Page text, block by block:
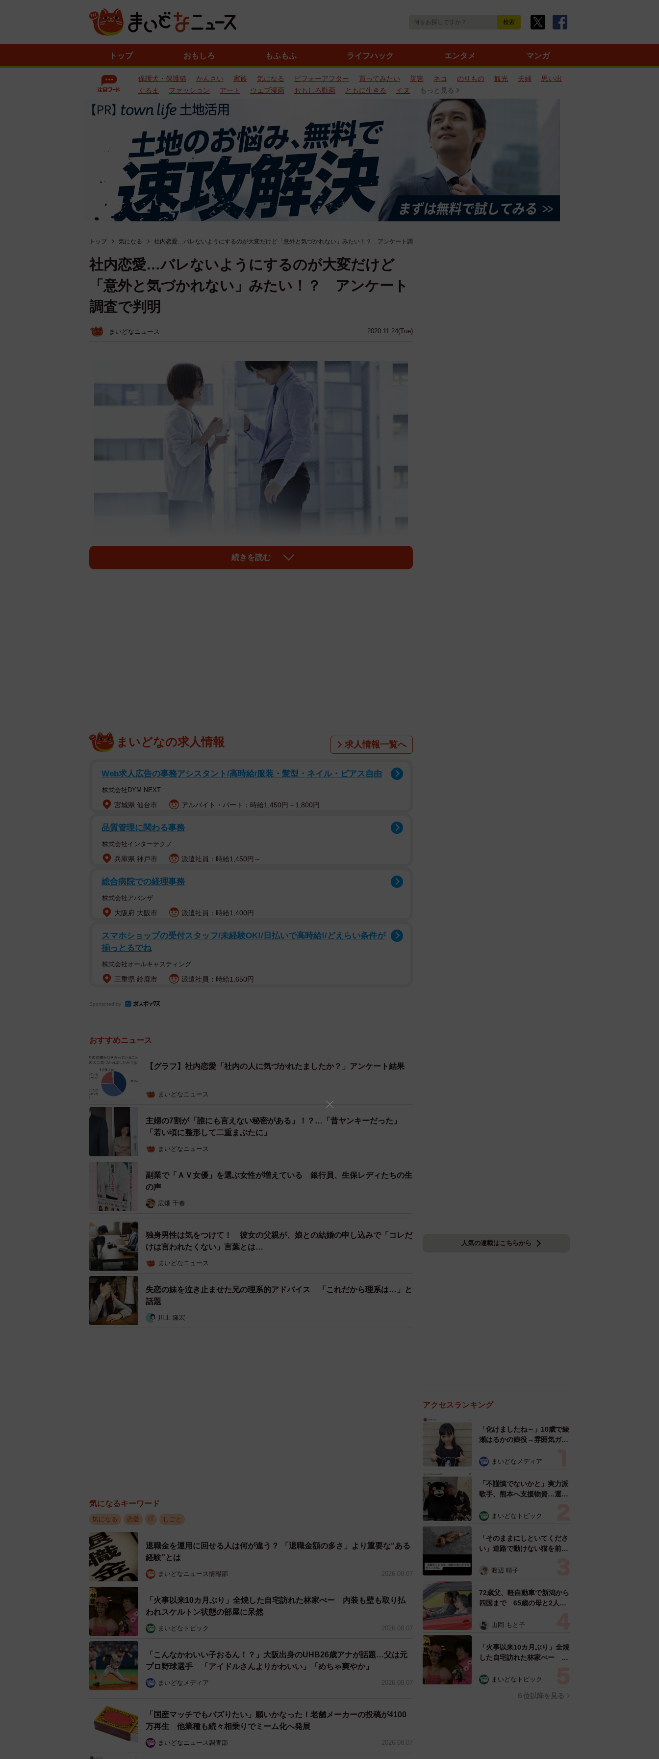
トップ おもしろ もふもふ ライフハック エンタメ マンガ
保護犬・保護猫 かんさい 家族 気になる ビフォーアフター 買ってみたい 災害 ネコ のりもの 観光 夫婦
思い出
くるま
ファッション アート ウェブ漫画 おもしろ動画 ともに生きる イヌ もっと見る
トップ 気になる 社内恋愛…バレないようにするのが大変だけど「意外と気づかれない」みたい！？ アンケート調
2020.11.24(Tue)
社内恋愛…バレないようにするのが大変だけど
「意外と気づかれない」みたい！？ アンケート
調査で判明
まいどなニュース
「社内恋愛の経験はありますか」という質問に、「ある」と答えた人は31.5％でした。ま
た、社内恋愛の経験がある人に「付き合うことに至ったきっかけ」を聞くと、「なんとな
く・流れで」が26％、「飲み会・お酒を通じて」が21％などという結果になりました。同サ
恋愛に発展しているケースが多いと判断できます」と説明しています。
3/6
付き合うきっかけについては「その他」と回答している人も30％いて、具体的には以下のよ
うな回答がありました。
・一目ぼれ（40代後半・男性）
・同期の子のキューピット役でアレコレ聞き出してたら、自分が好かれてしまった（30代後
半・女性）
・体調不良で看病してもらった（40代前半・女性）
・一日研修の場所が一緒になり、そのまま一緒にご飯を食べに行ったから（30代後半・女
「社内恋愛で付き合った人」について聞くと、「同期」と答える人が30.1％と最も多くなり
ました。続いて、「上司ではない先輩」29.7%、「部下ではない後輩」21.8%、「上司」
21.7%…と続きます。
続きを読む
まいどなの求人情報 求人情報一覧へ
Web求人広告の事務アシスタント/高時給/服装・髪型・ネイル・ピアス自由
株式会社DYM NEXT
宮城県 仙台市 アルバイト・パート：時給1,450円～1,800円
品質管理に関わる事務
株式会社インターテクノ
兵庫県 神戸市 派遣社員：時給1,450円～
総合病院での経理事務
株式会社アバンザ
大阪府 大阪市 派遣社員：時給1,400円
スマホショップの受付スタッフ/未経験OK!/日払いで高時給!/どえらい条件が
揃っとるでね
株式会社オールキャスティング
三重県 鈴鹿市 派遣社員：時給1,650円
Sponsored by
おすすめニュース
【グラフ】社内恋愛「社内の人に気づかれたましたか？」アンケート結果
まいどなニュース
主婦の7割が「誰にも言えない秘密がある」！？…「昔ヤンキーだった」
「若い頃に整形して二重まぶたに」
まいどなニュース
副業で「ＡＶ女優」を選ぶ女性が増えている 銀行員、生保レディたちの生
の声
広畑 千春
独身男性は気をつけて！ 彼女の父親が、娘との結婚の申し込みで「コレだ
けは言われたくない」言葉とは…
まいどなニュース
失恋の妹を泣き止ませた兄の理系的アドバイス 「これだから理系は…」と
話題
川上 隆宏
気になるキーワード
気になる 恋愛 IT しごと
退職金を運用に回せる人は何が違う？ 「退職金額の多さ」より重要な“ある
経験”とは
まいどなニュース情報部 2026.08.07
「火事以来10カ月ぶり」全焼した自宅訪れた林家ぺー 内装も壁も取り払
われスケルトン状態の部屋に呆然
まいどなトピック 2026.08.07
「こんなかわいい子おるん！？」大阪出身のUHB26歳アナが話題…父は元
プロ野球選手 「アイドルさんよりかわいい」「めちゃ爽やか」
まいどなメディア 2026.08.07
「国産マッチでもバズりたい」願いかなった！老舗メーカーの投稿が4100
万再生 他業種も続々相乗りでミーム化へ発展
まいどなニュース調査部 2026.08.07
人気の連載はこちらから
アクセスランキング
「化けましたね～」10歳で綾
瀬はるかの娘役→雰囲気ガラ
雰囲気が」「宝塚に入れそ
まいどなメディア
「不謹慎でないかと」実力派
歌手、熊本へ支援物資…運搬
めらい 「痛いほど伝わる」
まいどなトピック
「そのままにしといてくださ
い」道路で動けない猫を前に
ようとした4日間 「命の重
表の訴え
渡辺 晴子
72歳父、軽自動車で新潟から
四国まで 65歳の母と2人で
憩まで分刻み… 「大学生で
山岡 もと子
「火事以来10カ月ぶり」全焼
した自宅訪れた林家ぺー 内
ン状態の部屋に呆然
まいどなトピック
６位以降を見る